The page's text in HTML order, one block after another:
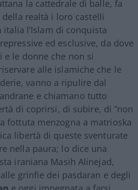
la cattedrale di balle, fa
realtà i loro castelli
l’Islam di conquista
ed esclusive, da dove
e le donne che non si
alle islamiche che le
vanno a ripulire dal
e chiamano tutto
di coprirsi, di subire, di “non
fottuta menzogna a matrioska
libertà di queste sventurate
nella paura; lo dice una
iraniana Masih Alinejad,
grinfie dei pasdaran e degli